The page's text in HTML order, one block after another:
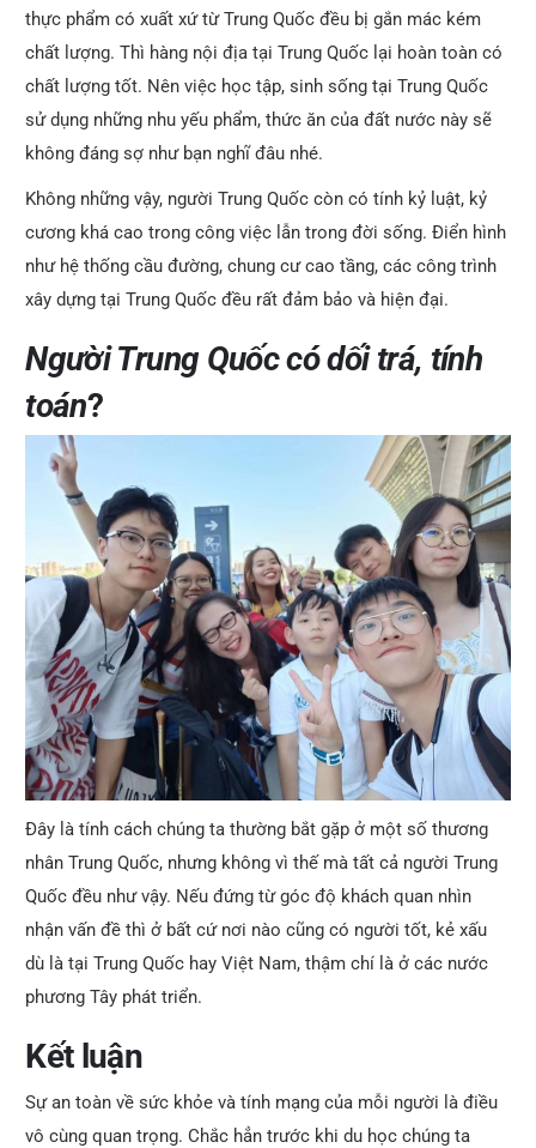
thực phẩm có xuất xứ từ Trung Quốc đều bị gắn mác kém
chất lượng. Thì hàng nội địa tại Trung Quốc lại hoàn toàn có
chất lượng tốt. Nên việc học tập, sinh sống tại Trung Quốc
sử dụng những nhu yếu phẩm, thức ăn của đất nước này sẽ
không đáng sợ như bạn nghĩ đâu nhé.
Không những vậy, người Trung Quốc còn có tính kỷ luật, kỷ
cương khá cao trong công việc lẫn trong đời sống. Điển hình
như hệ thống cầu đường, chung cư cao tầng, các công trình
xây dựng tại Trung Quốc đều rất đảm bảo và hiện đại.
Người Trung Quốc có dối trá, tính
toán?
Đây là tính cách chúng ta thường bắt gặp ở một số thương
nhân Trung Quốc, nhưng không vì thế mà tất cả người Trung
Quốc đều như vậy. Nếu đứng từ góc độ khách quan nhìn
nhận vấn đề thì ở bất cứ nơi nào cũng có người tốt, kẻ xấu
dù là tại Trung Quốc hay Việt Nam, thậm chí là ở các nước
phương Tây phát triển.
Kết luận
Sự an toàn về sức khỏe và tính mạng của mỗi người là điều
vô cùng quan trọng. Chắc hẳn trước khi du học chúng ta